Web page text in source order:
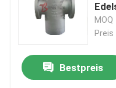
Bestpreis